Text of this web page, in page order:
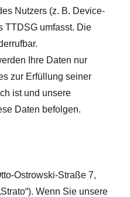
Nutzers (z. B. Device-
TTDSG umfasst. Die
Ihre Daten nur
zur Erfüllung seiner
ist und unsere
Daten befolgen.
Ostrowski-Straße 7,
Wenn Sie unsere